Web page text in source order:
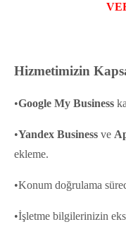
Hizmetimizin
•Google My Business
•Yandex Business ve
ekleme.
•Konum doğrulama
•İşletme bilgilerinizin